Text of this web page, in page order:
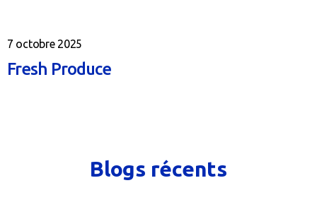
7 octobre 2025
Fresh Produce
Blogs récents